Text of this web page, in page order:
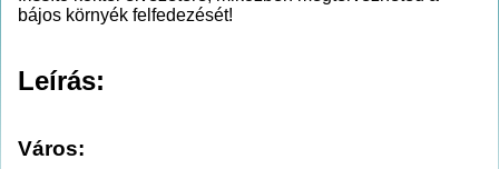
bájos környék felfedezését!
Leírás:
Város: